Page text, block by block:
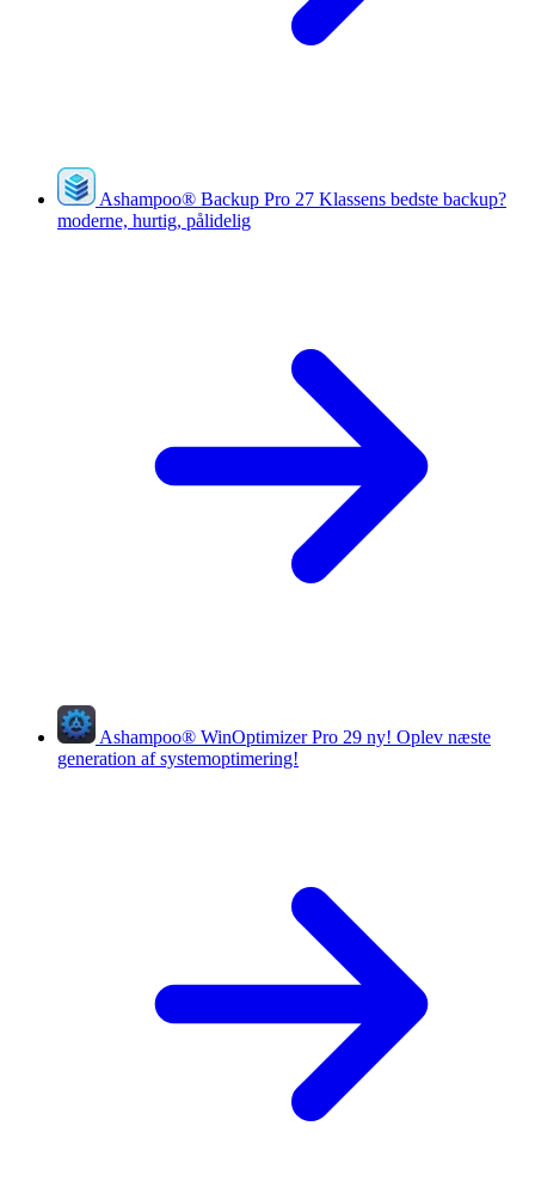
Ashampoo® Backup Pro 27 Klassens bedste backup?
moderne, hurtig, pålidelig
Ashampoo® WinOptimizer Pro 29 ny! Oplev næste
generation af systemoptimering!